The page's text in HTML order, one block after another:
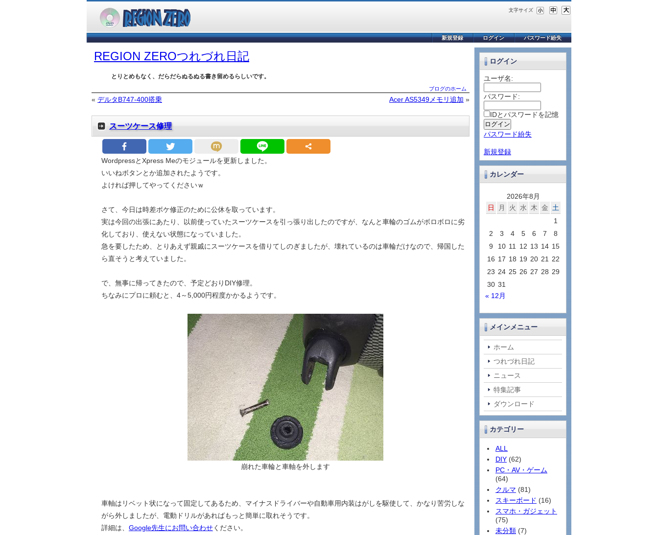
文字サイズ
パスワード紛失
ログイン
新規登録
REGION ZEROつれづれ日記
とりとめもなく、だらだらぬるぬる書き留めるらしいです。
ブログのホーム
« デルタB747-400搭乗 Acer AS5349メモリ追加 »
スーツケース修理
WordpressとXpress Meのモジュールを更新しました。
いいねボタンとか追加されたようです。
よければ押してやってくださいｗ
さて、今日は時差ボケ修正のために公休を取っています。
実は今回の出張にあたり、以前使っていたスーツケースを引っ張り出したのですが、なんと車輪のゴムがボロボロに劣
化しており、使えない状態になっていました。
急を要したため、とりあえず親戚にスーツケースを借りてしのぎましたが、壊れているのは車輪だけなので、帰国した
ら直そうと考えていました。
で、無事に帰ってきたので、予定どおりDIY修理。
ちなみにプロに頼むと、4～5,000円程度かかるようです。
崩れた車輪と車軸を外します
車軸はリベット状になって固定してあるため、マイナスドライバーや自動車用内装はがしを駆使して、かなり苦労しな
がら外しましたが、電動ドリルがあればもっと簡単に取れそうです。
詳細は、 Google先生にお問い合わせください。
ログイン
ユーザ名:
パスワード:
IDとパスワードを記憶
パスワード紛失
新規登録
カレンダー
2026年8月
日
月 火 水 木 金
土
1
2
3 4 5 6 7
8
9
10 11 12 13 14 15
16 17 18 19 20 21
22
23 24 25 26 27 28 29
30 31
« 12月
メインメニュー
ホーム
つれづれ日記
ニュース
特集記事
ダウンロード
カテゴリー
ALL
DIY (62)
PC・AV・ゲーム
(64)
クルマ (81)
スキーボード (16)
スマホ・ガジェット
(75)
未分類 (7)